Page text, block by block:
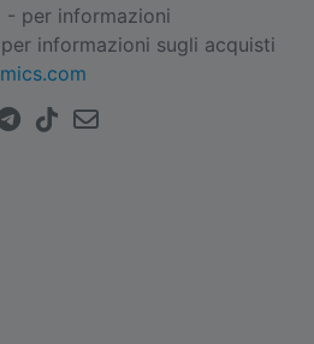
- per informazioni
informazioni sugli acquisti